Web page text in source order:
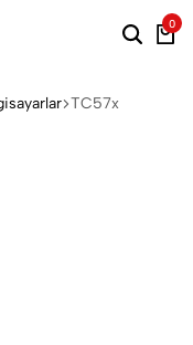
0
TC57x